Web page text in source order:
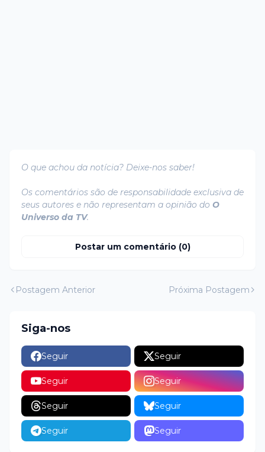
O que achou da notícia? Deixe-nos saber!
Os comentários são de responsabilidade exclusiva de
seus autores e não representam a opinião do O
Universo da TV.
Postar um comentário (0)
Postagem Anterior Próxima Postagem
Siga-nos
Seguir Seguir
Seguir Seguir
Seguir Seguir
Seguir Seguir